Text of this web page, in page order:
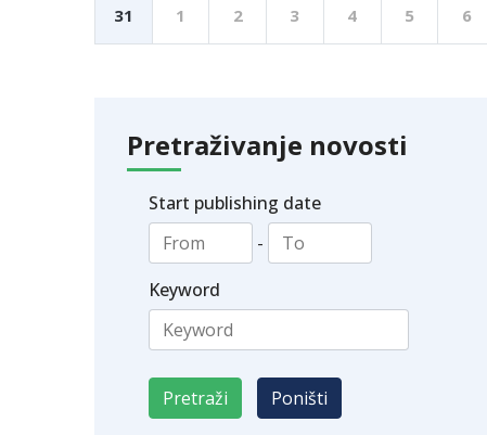
31 1 2 3 4 5 6
Pretraživanje novosti
Start publishing date
-
Keyword